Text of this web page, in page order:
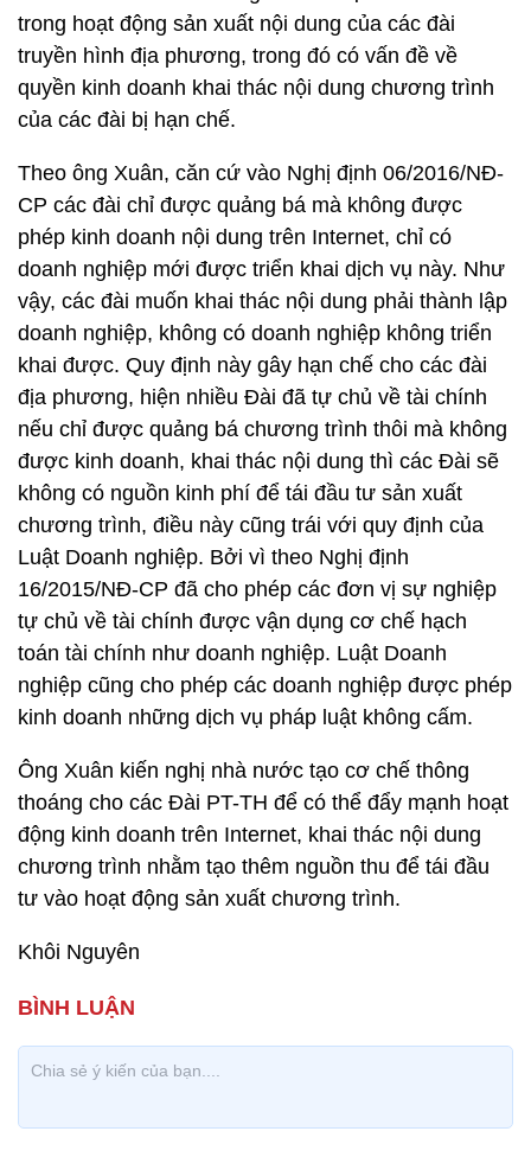
trong hoạt động sản xuất nội dung của các đài
truyền hình địa phương, trong đó có vấn đề về
quyền kinh doanh khai thác nội dung chương trình
của các đài bị hạn chế.
Theo ông Xuân, căn cứ vào Nghị định 06/2016/NĐ-
CP các đài chỉ được quảng bá mà không được
phép kinh doanh nội dung trên Internet, chỉ có
doanh nghiệp mới được triển khai dịch vụ này. Như
vậy, các đài muốn khai thác nội dung phải thành lập
doanh nghiệp, không có doanh nghiệp không triển
khai được. Quy định này gây hạn chế cho các đài
địa phương, hiện nhiều Đài đã tự chủ về tài chính
nếu chỉ được quảng bá chương trình thôi mà không
được kinh doanh, khai thác nội dung thì các Đài sẽ
không có nguồn kinh phí để tái đầu tư sản xuất
chương trình, điều này cũng trái với quy định của
Luật Doanh nghiệp. Bởi vì theo Nghị định
16/2015/NĐ-CP đã cho phép các đơn vị sự nghiệp
tự chủ về tài chính được vận dụng cơ chế hạch
toán tài chính như doanh nghiệp. Luật Doanh
nghiệp cũng cho phép các doanh nghiệp được phép
kinh doanh những dịch vụ pháp luật không cấm.
Ông Xuân kiến nghị nhà nước tạo cơ chế thông
thoáng cho các Đài PT-TH để có thể đẩy mạnh hoạt
động kinh doanh trên Internet, khai thác nội dung
chương trình nhằm tạo thêm nguồn thu để tái đầu
tư vào hoạt động sản xuất chương trình.
Khôi Nguyên